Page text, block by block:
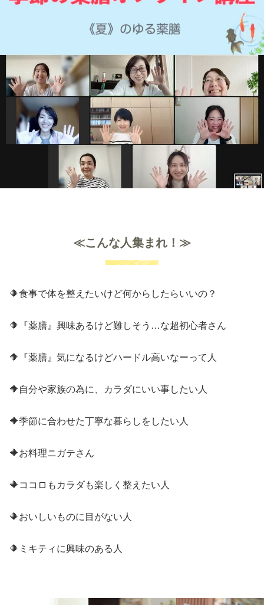
≪こんな人集まれ！≫
🔶食事で体を整えたいけど何からしたらいいの？
🔶『薬膳』興味あるけど難しそう…な超初心者さん
🔶『薬膳』気になるけどハードル高いなーって人
🔶自分や家族の為に、カラダにいい事したい人
🔶季節に合わせた丁寧な暮らしをしたい人
🔶お料理ニガテさん
🔶ココロもカラダも楽しく整えたい人
🔶おいしいものに目がない人
🔶ミキティに興味のある人